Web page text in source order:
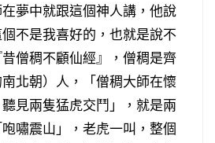
夢中就跟這個神人講，他說
個不是我喜好的，也就是說不
僧稠不顧仙經』，僧稠是齊
北朝）人，「僧稠大師在懷
見兩隻猛虎交鬥」，就是兩
嘯震山」，老虎一叫，整個